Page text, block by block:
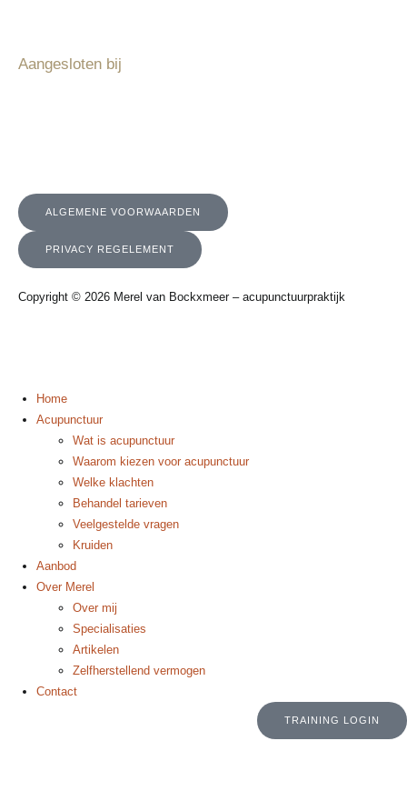
Aangesloten bij
Copyright © 2026 Merel van Bockxmeer – acupunctuurpraktijk
ALGEMENE VOORWAARDEN
PRIVACY REGELEMENT
Home
Acupunctuur
Wat is acupunctuur
Waarom kiezen voor acupunctuur
Welke klachten
Behandel tarieven
Veelgestelde vragen
Kruiden
Aanbod
Over Merel
Over mij
Specialisaties
Artikelen
Zelfherstellend vermogen
Contact
TRAINING LOGIN